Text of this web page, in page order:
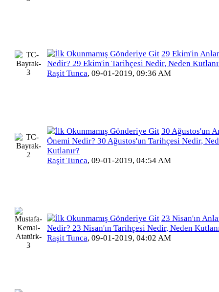
29 Ekim'in
Nedir? 29 Ekim'in Tarihçesi Nedir, Neden
Raşit Tunca, 09-01-2019, 09:36 AM
30 Ağustos'un
Önemi Nedir? 30 Ağustos'un Tarihçesi Nedir,
Kutlanır?
Raşit Tunca, 09-01-2019, 04:54 AM
23 Nisan'ın
Nedir? 23 Nisan'ın Tarihçesi Nedir, Neden
Raşit Tunca, 09-01-2019, 04:02 AM